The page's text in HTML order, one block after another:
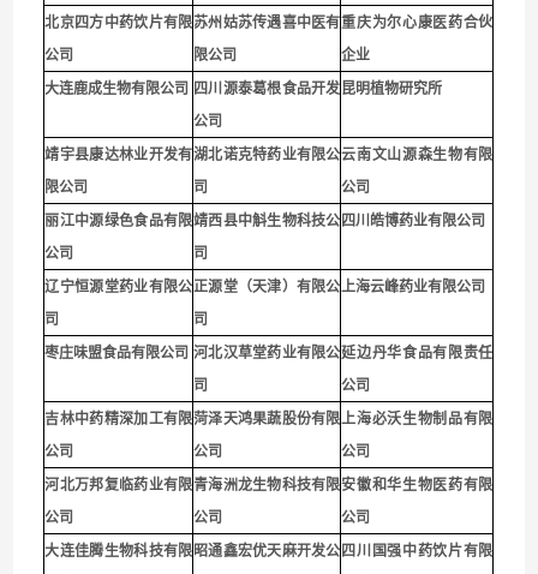
北京四方中药饮片有限
公司
苏州姑苏传遇喜中医有
限公司
重庆为尔心康医药合伙
企业
大连鹿成生物有限公司 四川源泰葛根食品开发
公司
昆明植物研究所
靖宇县康达林业开发有
限公司
湖北诺克特药业有限公
司
云南文山源森生物有限
公司
丽江中源绿色食品有限
公司
靖西县中斛生物科技公
司
四川皓博药业有限公司
辽宁恒源堂药业有限公
司
正源堂（天津）有限公
司
上海云峰药业有限公司
枣庄味盟食品有限公司 河北汉草堂药业有限公
司
延边丹华食品有限责任
公司
吉林中药精深加工有限
公司
菏泽天鸿果蔬股份有限
公司
上海必沃生物制品有限
公司
河北万邦复临药业有限
公司
青海洲龙生物科技有限
公司
安徽和华生物医药有限
公司
大连佳腾生物科技有限昭通鑫宏优天麻开发公 四川国强中药饮片有限